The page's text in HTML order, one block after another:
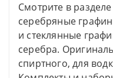
Смотрите в
серебряные
и стеклянные
серебра.
спиртного, для